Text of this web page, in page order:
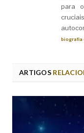
para
biografia
ARTIGOS